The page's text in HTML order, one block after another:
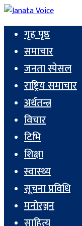
गृह पृष्ठ
समाचार
जनता स्पेसल
राष्ट्रिय समाचार
अर्थतन्त्र
विचार
टिभि
शिक्षा
स्वास्थ्य
सूचना प्रविधि
मनोरञ्जन